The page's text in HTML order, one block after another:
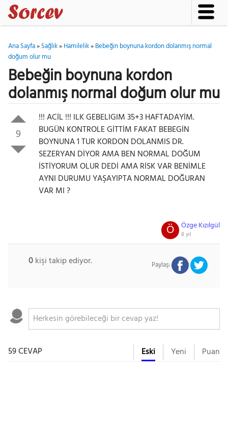
Ana Sayfa»Sağlık»Hamilelik»Bebeğin boynuna kordon dolanmış normal
doğum olur mu
Bebeğin boynuna kordon
dolanmış normal doğum olur mu
9
!!! ACİL !!! ILK GEBELIGIM 35+3 HAFTADAYİM.
BUGÜN KONTROLE GİTTİM FAKAT BEBEGİN
BOYNUNA 1 TUR KORDON DOLANMIS DR.
SEZERYAN DİYOR AMA BEN NORMAL DOĞUM
İSTİYORUM OLUR DEDİ AMA RİSK VAR BENİMLE
AYNI DURUMU YAŞAYIPTA NORMAL DOĞURAN
VAR MI ?
Özge Kızılgül
8 yıl
Ö
0kişi takip ediyor. Paylaş:
59 CEVAP Eski Yeni Puan